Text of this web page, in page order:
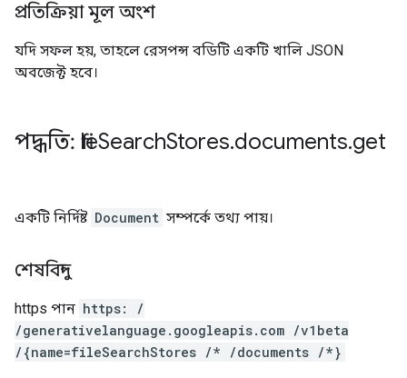
প্রতিক্রিয়া মূল অংশ
যদি সফল হয়, তাহলে রেসপন্স বডিটি একটি খালি JSON
অবজেক্ট হবে।
পদ্ধতি: fileSearchStores.documents.get
একটি নির্দিষ্ট Document সম্পর্কে তথ্য পায়।
শেষবিন্দু
https পান https: /
/generativelanguage.googleapis.com /v1beta
/{name=fileSearchStores /* /documents /*}